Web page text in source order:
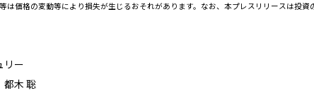
は価格の変動等により損失が生じるおそれがあります。なお、本プレスリリースは投資
リー
木 聡